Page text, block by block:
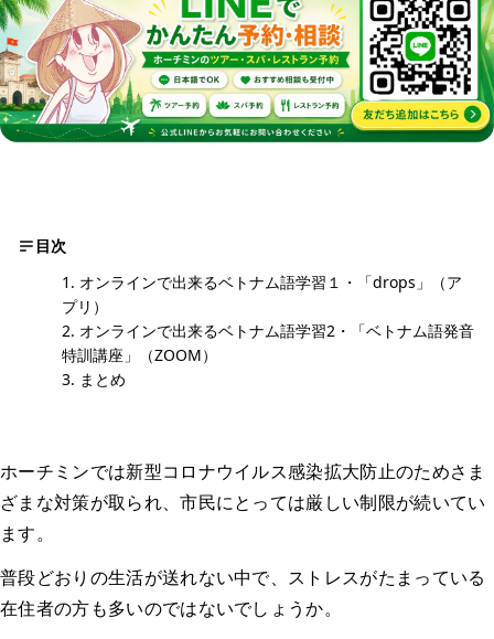
目次
オンラインで出来るベトナム語学習１・「drops」（ア
プリ）
オンラインで出来るベトナム語学習2・「ベトナム語発音
特訓講座」（ZOOM）
まとめ
ホーチミンでは新型コロナウイルス感染拡大防止のためさま
ざまな対策が取られ、市民にとっては厳しい制限が続いてい
ます。
普段どおりの生活が送れない中で、ストレスがたまっている
在住者の方も多いのではないでしょうか。